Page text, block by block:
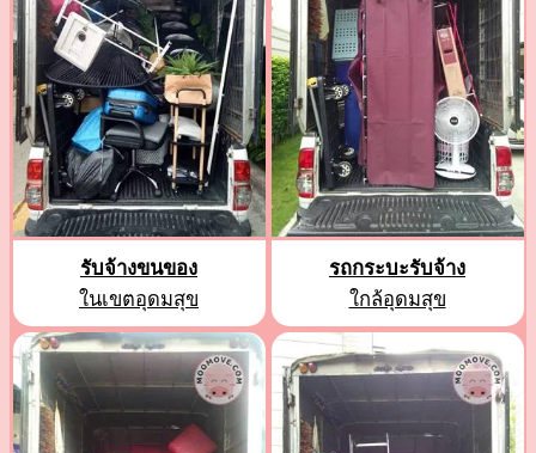
รับจ้างขนของ
ในเขตอุดมสุข
รถกระบะรับจ้าง
ใกล้อุดมสุข